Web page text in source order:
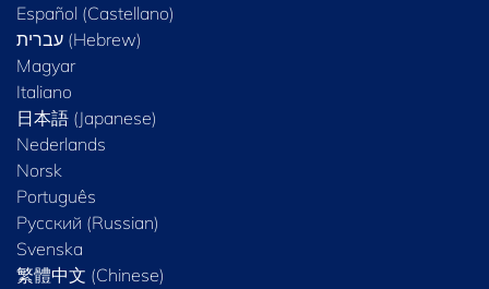
Español (Castellano)
Magyar
Italiano
日本語 (Japanese)
Nederlands
Norsk
Português
Русский (Russian)
Svenska
繁體中文 (Chinese)